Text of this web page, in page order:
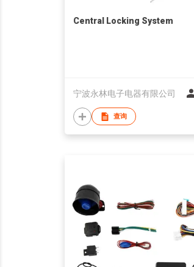
Central Locking System
宁波永林电子电器有限公司
查询